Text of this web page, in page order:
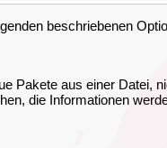
beschriebenen
Pakete aus einer Datei,
die Informationen